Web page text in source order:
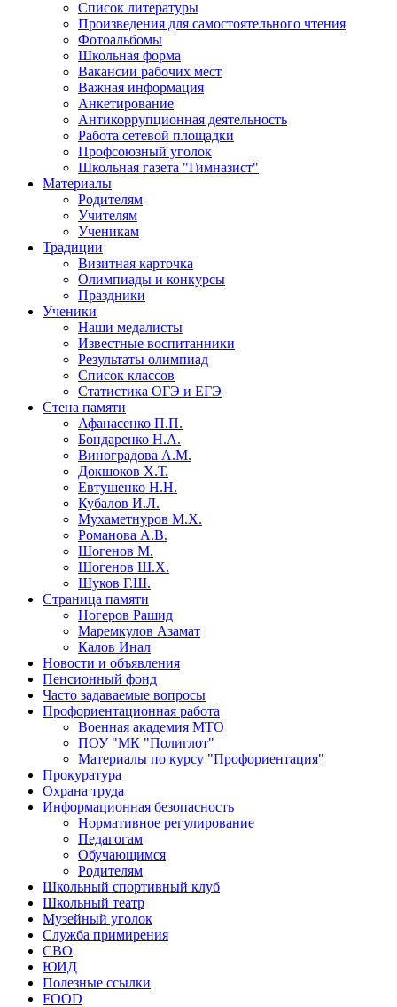
Список литературы
Произведения для самостоятельного чтения
Фотоальбомы
Школьная форма
Вакансии рабочих мест
Важная информация
Анкетирование
Антикоррупционная деятельность
Работа сетевой площадки
Профсоюзный уголок
Школьная газета "Гимназист"
Материалы
Родителям
Учителям
Ученикам
Традиции
Визитная карточка
Олимпиады и конкурсы
Праздники
Ученики
Наши медалисты
Известные воспитанники
Результаты олимпиад
Список классов
Статистика ОГЭ и ЕГЭ
Стена памяти
Афанасенко П.П.
Бондаренко Н.А.
Виноградова А.М.
Докшоков Х.Т.
Евтушенко Н.Н.
Кубалов И.Л.
Мухаметнуров М.Х.
Романова А.В.
Шогенов М.
Шогенов Ш.Х.
Шуков Г.Ш.
Страница памяти
Ногеров Рашид
Маремкулов Азамат
Калов Инал
Новости и объявления
Пенсионный фонд
Часто задаваемые вопросы
Профориентационная работа
Военная академия МТО
ПОУ "МК "Полиглот"
Материалы по курсу "Профориентация"
Прокуратура
Охрана труда
Информационная безопасность
Нормативное регулирование
Педагогам
Обучающимся
Родителям
Школьный спортивный клуб
Школьный театр
Музейный уголок
Служба примирения
СВО
ЮИД
Полезные ссылки
FOOD